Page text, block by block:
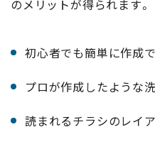
のメリットが得られます。
初心者でも簡単に作成
プロが作成したような
読まれるチラシのレイ